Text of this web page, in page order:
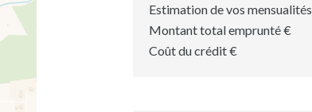
Estimation de vos mensualités
Montant total emprunté€
Coût du crédit€